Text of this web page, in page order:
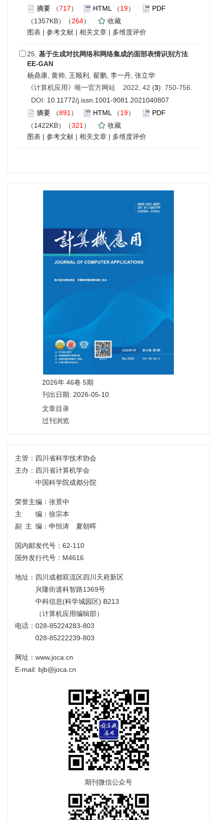
摘要 （717） HTML （19）
PDF
（1357KB）（264）
收藏
图表 | 参考文献 | 相关文章 | 多维度评价
25. 基于生成对抗网络和网络集成的面部表情识别方法
EE-GAN
杨鼎康, 黄帅, 王顺利, 翟鹏, 李一丹, 张立华
《计算机应用》唯一官方网站 2022, 42 (3): 750-756.
DOI: 10.11772/j.issn.1001-9081.2021040807
摘要 （891 ） HTML （19）
PDF
（1422KB）（321 ）
收藏
图表 | 参考文献 | 相关文章 | 多维度评价
2026年 46卷 5期
刊出日期: 2026-05-10
文章目录
过刊浏览
主管： 四川省科学技术协会
主办： 四川省计算机学会
中国科学院成都分院
荣誉主编：张景中
主 编：徐宗本
副主编 ：申恒涛 夏朝晖
国内邮发代号：62-110
国外发行代号：M4616
地址：四川成都双流区四川天府新区
兴隆街道科智路1369号
中科信息(科学城园区) B213
（计算机应用编辑部）
电话：028-85224283-803
028-85222239-803
网址：www.joca.cn
E-mail: bjb@joca.cn
期刊微信公众号